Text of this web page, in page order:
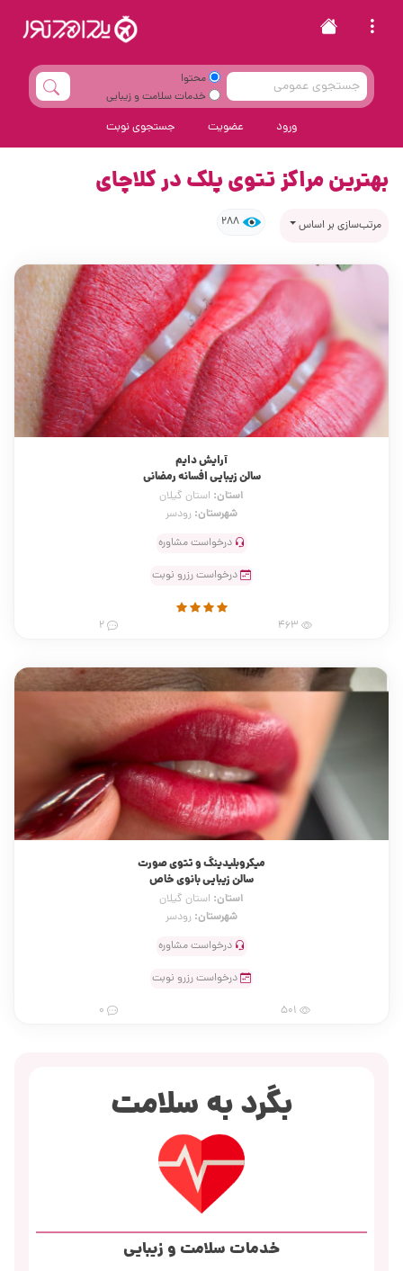
محتوا
خدمات سلامت و زیبایی
ورود عضویت جستجوی نوبت
بهترین مراکز تتوی پلک در کلاچای
مرتب‌سازی بر اساس 288
آرایش دایم
سالن زیبایی افسانه رمضانی
استان: استان گیلان
شهرستان: رودسر
درخواست مشاوره
درخواست رزرو نوبت
2
میکروبلیدینگ و تتوی صورت
سالن زیبایی بانوی خاص
استان: استان گیلان
شهرستان: رودسر
درخواست مشاوره
درخواست رزرو نوبت
بگرد به سلامت
خدمات سلامت و زیبایی